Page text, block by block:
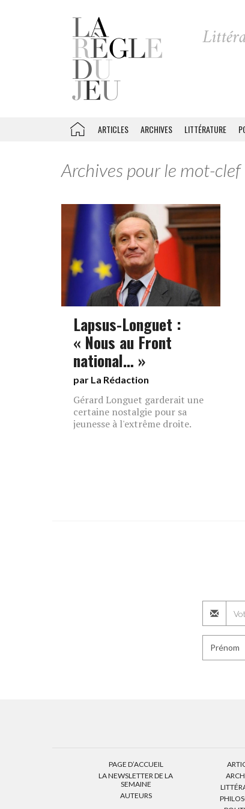
ARTICLES ARCHIVES LITTÉRATURE
Archives pour le mot-clef
Lapsus-Longuet :
« Nous au Front
national… »
par La Rédaction
Gérard Longuet garderait une
certaine nostalgie pour sa
jeunesse à l'extrême droite.
Prénom
PAGE D’ACCUEIL
LA NEWSLETTER DE LA
SEMAINE
AUTEURS